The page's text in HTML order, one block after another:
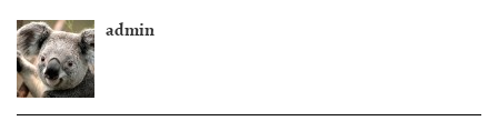
admin